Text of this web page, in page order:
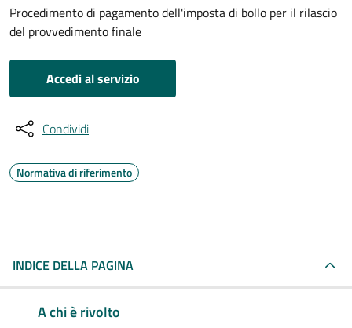
Procedimento di pagamento dell'imposta di bollo per il rilascio
del provvedimento finale
Accedi al servizio
Condividi
Normativa di riferimento
INDICE DELLA PAGINA
A chi è rivolto